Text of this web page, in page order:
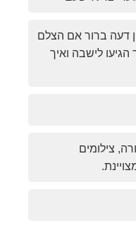
דעה ברור אם הצלם
הגיעו לישבה ואיך
צילומים